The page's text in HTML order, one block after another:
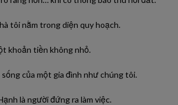
tôi nằm trong diện quy hoạch.
khoản tiền không nhỏ.
của một gia đình như chúng tôi.
là người đứng ra làm việc.